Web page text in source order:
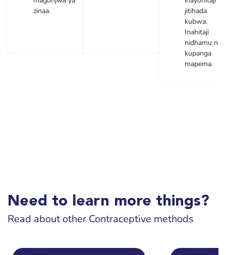
zinaa.
jitihada
kubwa.
Inahitaji
nidhamu na
kupanga
mapema.
Need to learn more things?
Read about other Contraceptive methods